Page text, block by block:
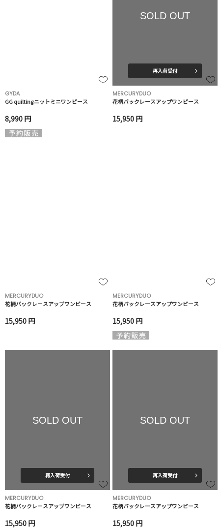
GYDA
GG quiltingニットミニワンピース
8,990 円
SOLD OUT
再入荷受付
MERCURYDUO
花柄バックレースアップワンピース
15,950 円
MERCURYDUO
花柄バックレースアップワンピース
15,950 円
MERCURYDUO
花柄バックレースアップワンピース
15,950 円
SOLD OUT
再入荷受付
MERCURYDUO
花柄バックレースアップワンピース
15,950 円
SOLD OUT
再入荷受付
MERCURYDUO
花柄バックレースアップワンピース
15,950 円